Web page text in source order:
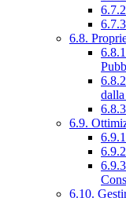
6.8.
6.9.
6.10.